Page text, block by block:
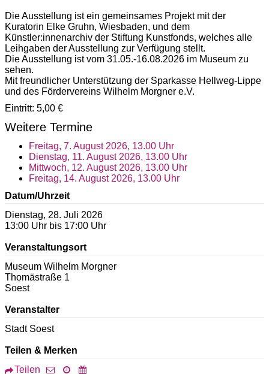
Die Ausstellung ist ein gemeinsames Projekt mit der
Kuratorin Elke Gruhn, Wiesbaden, und dem
Künstler:innenarchiv der Stiftung Kunstfonds, welches alle
Leihgaben der Ausstellung zur Verfügung stellt.
Die Ausstellung ist vom 31.05.-16.08.2026 im Museum zu
sehen.
Mit freundlicher Unterstützung der Sparkasse Hellweg-Lippe
und des Fördervereins Wilhelm Morgner e.V.
Eintritt: 5,00 €
Weitere Termine
Freitag, 7. August 2026, 13.00 Uhr
Dienstag, 11. August 2026, 13.00 Uhr
Mittwoch, 12. August 2026, 13.00 Uhr
Freitag, 14. August 2026, 13.00 Uhr
Datum/Uhrzeit
Dienstag, 28. Juli 2026
13:00 Uhr bis 17:00 Uhr
Veranstaltungsort
Museum Wilhelm Morgner
Thomästraße 1
Soest
Veranstalter
Stadt Soest
Teilen & Merken
Teilen